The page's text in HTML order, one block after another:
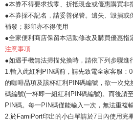
●本券不得要求找零、折抵現金或優惠購買非
●本券採不記名，請妥善保管。遺失、毀損或
補發；影印亦不得使用
●全家便利商店保留本活動修改及購買優惠指
注意事項
●如遇手機無法掃描兌換時，請依下列步驟進
1.輸入此紅利PIN碼前，請先致電全家客服：
的咖啡品項及該杯紅利PIN碼編號，欲一次兌
碼編號(一杯即一組紅利PIN碼編號)。而後請
PIN碼。每一PIN碼僅能輸入一次，無法重複
2.於FamiPort印出的小白單請於7日內使用完